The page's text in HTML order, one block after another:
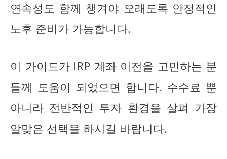
연속성도 함께 챙겨야 오래도록 안정적인
노후 준비가 가능합니다.
이 가이드가 IRP 계좌 이전을 고민하는 분
들께 도움이 되었으면 합니다. 수수료 뿐
아니라 전반적인 투자 환경을 살펴 가장
알맞은 선택을 하시길 바랍니다.